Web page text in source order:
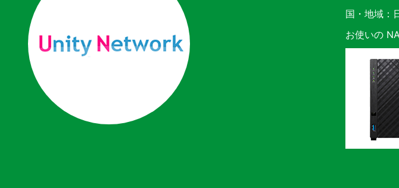
国・地域：
お使いの